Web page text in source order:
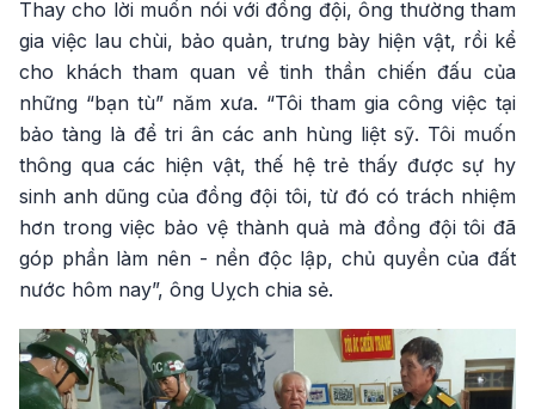
Thay cho lời muốn nói với đồng đội, ông thường tham
gia việc lau chùi, bảo quản, trưng bày hiện vật, rồi kể
cho khách tham quan về tinh thần chiến đấu của
những “bạn tù” năm xưa. “Tôi tham gia công việc tại
bảo tàng là để tri ân các anh hùng liệt sỹ. Tôi muốn
thông qua các hiện vật, thế hệ trẻ thấy được sự hy
sinh anh dũng của đồng đội tôi, từ đó có trách nhiệm
hơn trong việc bảo vệ thành quả mà đồng đội tôi đã
góp phần làm nên - nền độc lập, chủ quyền của đất
nước hôm nay”, ông Uỵch chia sẻ.